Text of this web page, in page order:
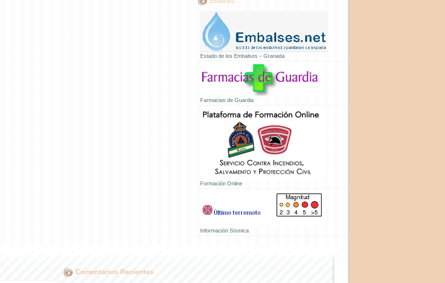
Estado de los Embalses – Granada
Farmacias de Guardia
Formación Online
Información Sísmica
Comentarios Recientes